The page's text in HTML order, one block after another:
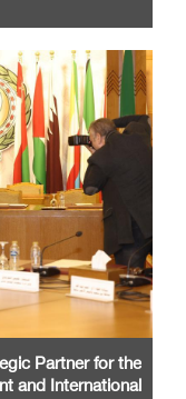
Partner for the
and International